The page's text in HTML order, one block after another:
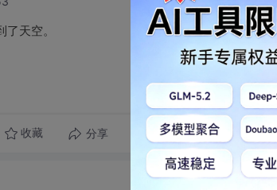
天空。
收藏 分享 转发到动态 举报